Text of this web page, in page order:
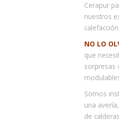
Cerapur
nuestros
NO LO
que
sorpresas
Somos
una
de